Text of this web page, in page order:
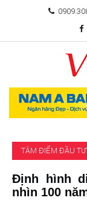
TÂM ĐIỂM
TÀI CHÍNH
KHỞI
GIẢI TRÍ & CÔNG
TÂM ĐIỂM ĐẦU TƯ
Định hình
nhìn 100